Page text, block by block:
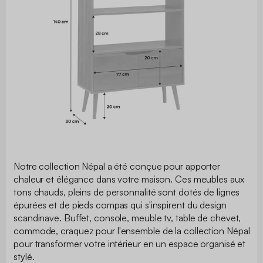
Notre collection Népal a été conçue pour apporter
chaleur et élégance dans votre maison. Ces meubles aux
tons chauds, pleins de personnalité sont dotés de lignes
épurées et de pieds compas qui s'inspirent du design
scandinave. Buffet, console, meuble tv, table de chevet,
commode, craquez pour l'ensemble de la collection Népal
pour transformer votre intérieur en un espace organisé et
stylé.